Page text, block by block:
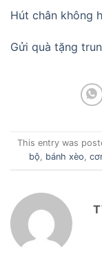
Hút chân không
Gửi quà tặng
This entry was
bộ, bánh xèo,